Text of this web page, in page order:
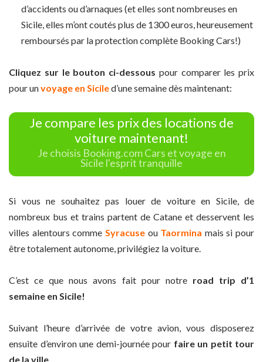
d’accidents ou d’arnaques (et elles sont nombreuses en
Sicile, elles m’ont coutés plus de 1300 euros, heureusement
remboursés par la protection complète Booking Cars!)
Cliquez sur le bouton ci-dessous pour comparer les prix
pour unvoyage en Siciled’une semaine dès maintenant:
Je compare les prix des locations de
voiture maintenant!
Je choisis Booking.com Cars et voyage en
Sicile l'esprit tranquille
Si vous ne souhaitez pas louer de voiture en Sicile, de
nombreux bus et trains partent de Catane et desservent les
villes alentours comme Syracuseou Taormina mais si pour
être totalement autonome, privilégiez la voiture.
C’est ce que nous avons fait pour notre road trip d’1
semaine en Sicile!
Suivant l’heure d’arrivée de votre avion, vous disposerez
ensuite d’environ une demi-journée pour faire un petit tour
de la ville.